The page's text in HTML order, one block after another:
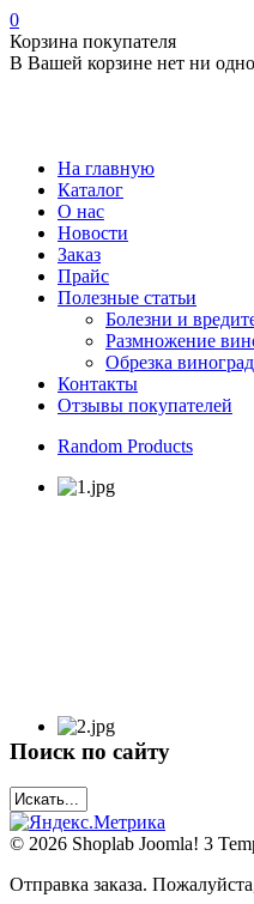
0
Корзина покупателя
В Вашей корзине нет ни
На главную
Каталог
О нас
Новости
Заказ
Прайс
Полезные статьи
Болезни и
Размножение
Обрезка
Контакты
Отзывы покупателей
Random Products
Поиск по сайту
© 2026 Shoplab Joomla! 3
Отправка заказа.